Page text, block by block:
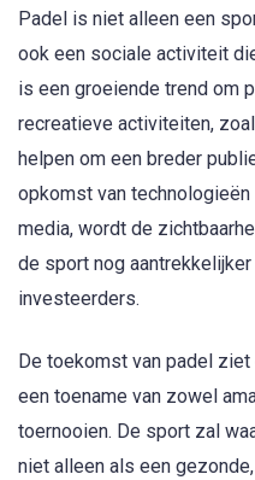
Padel is niet alleen een
ook een sociale activiteit
is een groeiende trend om
recreatieve activiteiten,
helpen om een breder
opkomst van
media, wordt de
de sport nog
investeerders.
De toekomst van padel
een toename van zowel
toernooien. De sport zal
niet alleen als een